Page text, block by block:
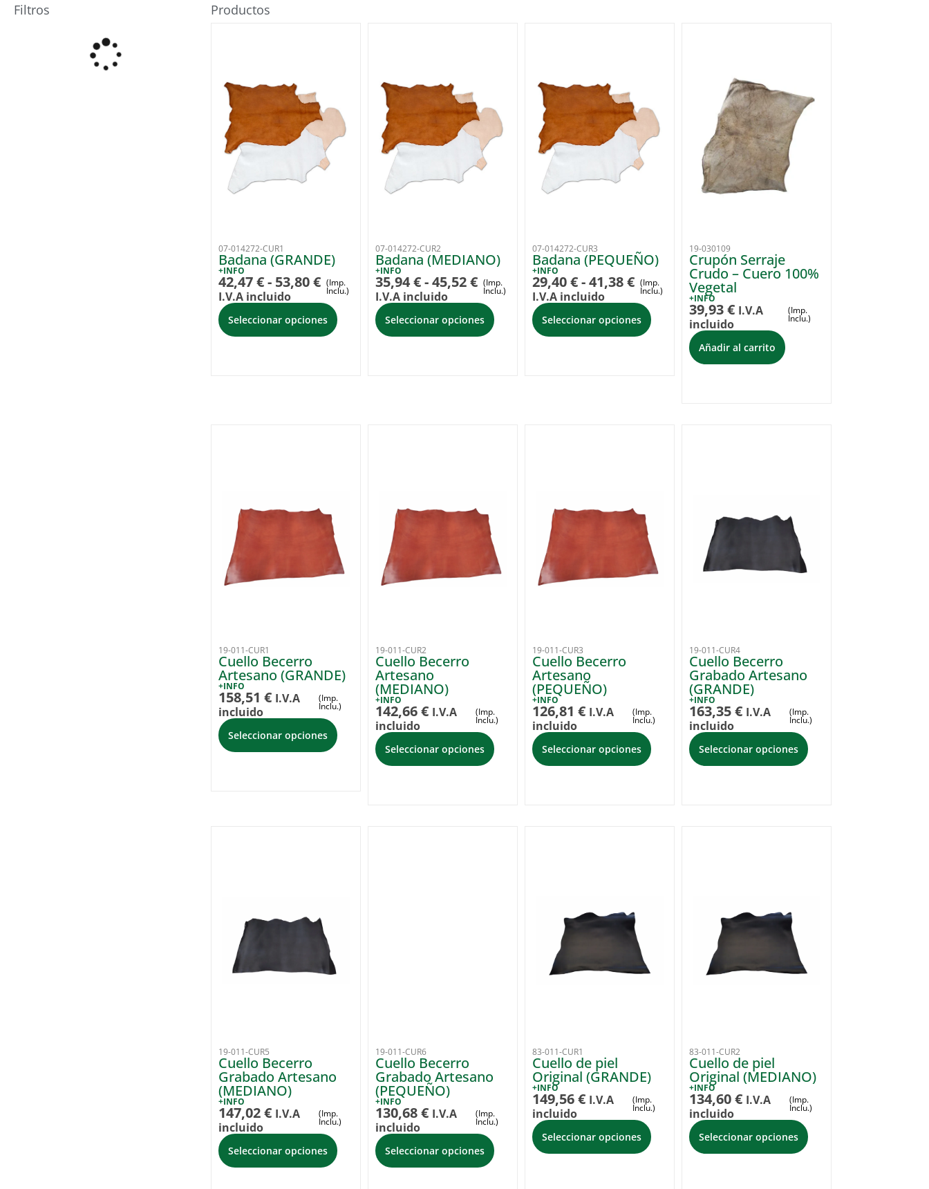
Filtros Productos
07-014272-CUR1
Badana (GRANDE)
+INFO
42,47€- 53,80€
I.V.A incluido
(Imp.
Inclu.)
Seleccionar opciones
07-014272-CUR2
Badana (MEDIANO)
+INFO
35,94€-45,52€
I.V.A incluido
(Imp.
Inclu.)
Seleccionar opciones
07-014272-CUR3
Badana (PEQUEÑO)
+INFO
29,40€-41,38€
I.V.A incluido
(Imp.
Inclu.)
Seleccionar opciones
19-030109
Crupón Serraje
Crudo – Cuero 100%
Vegetal
+INFO
39,93€ I.V.A
incluido
(Imp.
Inclu.)
Añadir al carrito
19-011-CUR1
Cuello Becerro
Artesano (GRANDE)
+INFO
158,51 € I.V.A
incluido
(Imp.
Inclu.)
Seleccionar opciones
19-011-CUR2
Cuello Becerro
Artesano
(MEDIANO)
+INFO
142,66€ I.V.A
incluido
(Imp.
Inclu.)
Seleccionar opciones
19-011-CUR3
Cuello Becerro
Artesano
(PEQUEÑO)
+INFO
126,81 € I.V.A
incluido
(Imp.
Inclu.)
Seleccionar opciones
19-011-CUR4
Cuello Becerro
Grabado Artesano
(GRANDE)
+INFO
163,35€ I.V.A
incluido
(Imp.
Inclu.)
Seleccionar opciones
19-011-CUR5
Cuello Becerro
Grabado Artesano
(MEDIANO)
+INFO
147,02€ I.V.A
incluido
(Imp.
Inclu.)
Seleccionar opciones
19-011-CUR6
Cuello Becerro
Grabado Artesano
(PEQUEÑO)
+INFO
130,68€ I.V.A
incluido
(Imp.
Inclu.)
Seleccionar opciones
83-011-CUR1
Cuello de piel
Original (GRANDE)
+INFO
149,56€ I.V.A
incluido
(Imp.
Inclu.)
Seleccionar opciones
83-011-CUR2
Cuello de piel
Original (MEDIANO)
+INFO
134,60€ I.V.A
incluido
(Imp.
Inclu.)
Seleccionar opciones